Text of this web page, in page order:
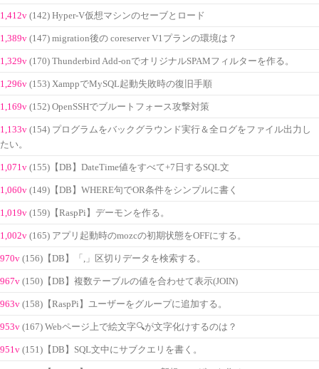
1,412v (142) Hyper-V仮想マシンのセーブとロード
1,389v (147) migration後の coreserver V1プランの環境は？
1,329v (170) Thunderbird Add-onでオリジナルSPAMフィルターを作る。
1,296v (153) XamppでMySQL起動失敗時の復旧手順
1,169v (152) OpenSSHでブルートフォース攻撃対策
1,133v (154) プログラムをバックグラウンド実行＆全ログをファイル出力し
たい。
1,071v (155)【DB】DateTime値をすべて+7日するSQL文
1,060v (149)【DB】WHERE句でOR条件をシンプルに書く
1,019v (159)【RaspPi】デーモンを作る。
1,002v (165) アプリ起動時のmozcの初期状態をOFFにする。
970v (156)【DB】「,」区切りデータを検索する。
967v (150)【DB】複数テーブルの値を合わせて表示(JOIN)
963v (158)【RaspPi】ユーザーをグループに追加する。
953v (167) Webページ上で絵文字🔍が文字化けするのは？
951v (151)【DB】SQL文中にサブクエリを書く。